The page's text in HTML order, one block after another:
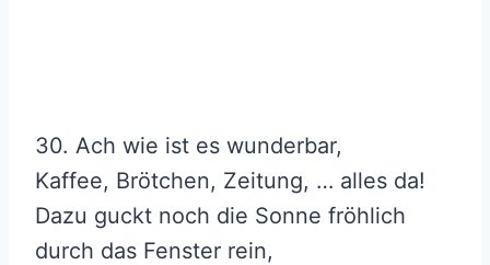
30. Ach wie ist es wunderbar,
Kaffee, Brötchen, Zeitung, … alles da!
Dazu guckt noch die Sonne fröhlich
durch das Fenster rein,